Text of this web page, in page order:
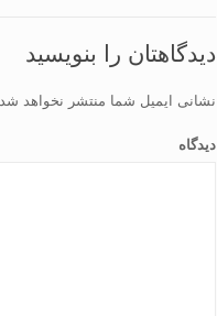
دیدگاهتان را بنویسید
نشانی ایمیل شما منتشر نخواهد شد.
دیدگاه